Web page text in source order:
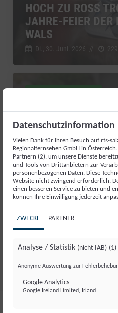
HOCH ZU ROSS
JAHRE-FEIER DER
WALS
Di., 30. Juni. 2026 229
AUFATMEN IN
Datenschutzinformation
Vielen Dank für Ihren Besuch auf rts-
Regionalfernsehen GmbH in
Partnern (2), um unsere Dienste
und Tools von Drittanbietern zur
personenbezogenen Daten. Diese
Website nicht zwingend erforderlich.
einen besseren Service zu bieten und
können Ihre Einwilligung jederzeit
ZWECKE PARTNER
Analyse / Statistik (nicht IAB) (1)
Anonyme Auswertung zur
Google Analytics
Google Ireland Limited, Irland